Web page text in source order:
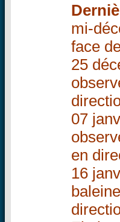
mi-
face
25
07
en
16